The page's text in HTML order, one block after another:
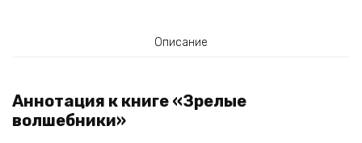
Описание
Аннотация к книге «Зрелые
волшебники»